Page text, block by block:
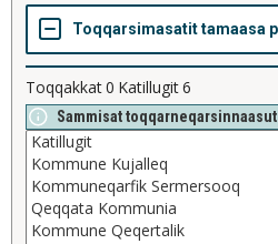
Toqqakkat0 Katillugit6
Sammisat toqqarneqarsinnaasut